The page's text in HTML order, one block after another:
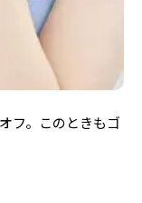
フ。このときもゴ